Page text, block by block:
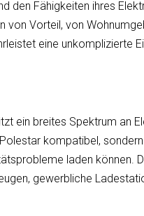
den Fähigkeiten ihres
Vorteil, von
eine unkomplizierte
ein breites Spektrum an
kompatibel,
laden können.
gewerbliche